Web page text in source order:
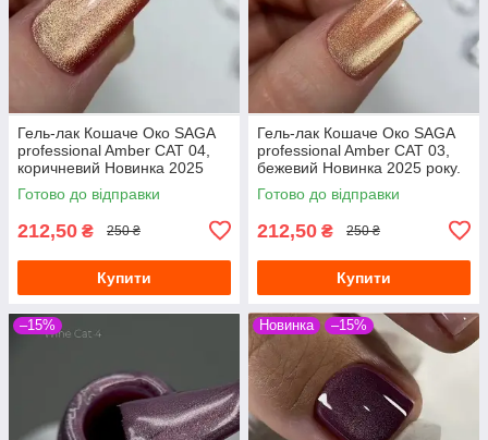
Гель-лак Кошаче Око SAGA
professional Amber CAT 04,
коричневий Новинка 2025
року. Котяче око.
Готово до відправки
212,50 ₴ 250 ₴
Купити
Гель-лак Кошаче Око SAGA
professional Amber CAT 03,
бежевий Новинка 2025 року.
Котяче око.
Готово до відправки
212,50 ₴ 250 ₴
Купити
–15% Новинка –15%